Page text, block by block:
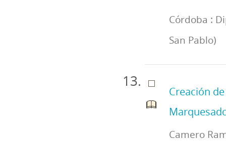
Córdoba :
San Pablo)
Creación
Camero